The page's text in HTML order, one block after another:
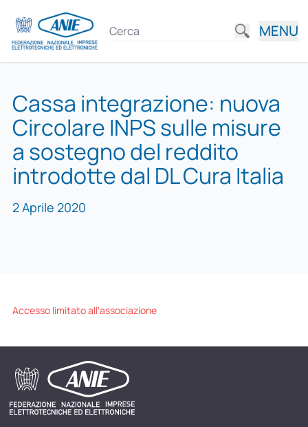
MENU
Cassa integrazione: nuova
Circolare INPS sulle misure
a sostegno del reddito
introdotte dal DL Cura Italia
2 Aprile 2020
Accesso limitato all'associazione